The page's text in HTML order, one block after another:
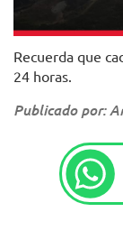
Recuerda que
24 horas.
Publicado por: